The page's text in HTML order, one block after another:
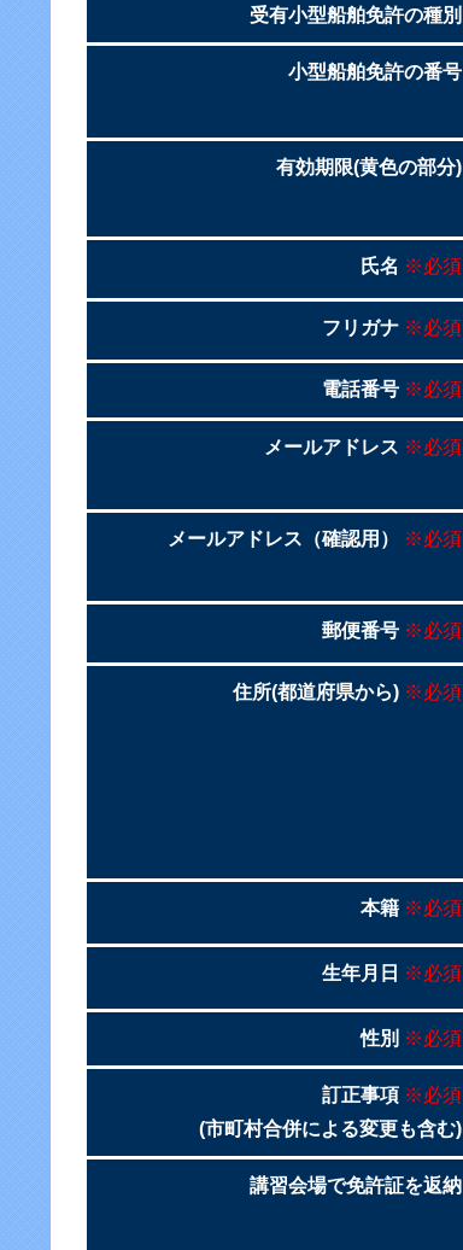
受有小型船舶免許の種別
小型船舶免許の番号
有効期限(黄色の部分)
氏名 ※必須
フリガナ ※必須
電話番号 ※必須
メールアドレス ※必須
メールアドレス（確認用）
※必須
郵便番号 ※必須
住所(都道府県から) ※必須
本籍 ※必須
生年月日 ※必須
性別 ※必須
訂正事項 ※必須
(市町村合併による変更も含む)
講習会場で免許証を返納